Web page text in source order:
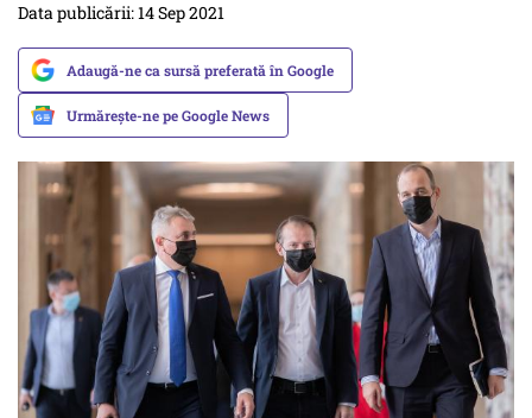
Data publicării: 14 Sep 2021
Adaugă-ne ca sursă preferată în Google
Urmărește-ne pe Google News